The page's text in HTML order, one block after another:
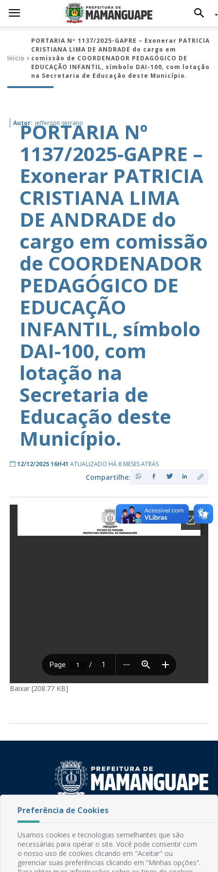
Início
PORTARIA Nº 1137/2025-GAPRE – Exonerar PATRICIA
CRISTIANA LIMA DE ANDRADE do cargo em
comissão de COORDENADOR PEDAGÓGICO DE
EDUCAÇÃO INFANTIL, símbolo DAI-100, com lotação
na Secretaria de Educação deste Município.
Autor: jefferson serrano
PORTARIA Nº
1137/2025-GAPRE –
Exonerar PATRICIA
CRISTIANA LIMA
DE ANDRADE do
cargo em comissão
de COORDENADOR
PEDAGÓGICO DE
EDUCAÇÃO
INFANTIL, símbolo
DAI-100, com
lotação na
Secretaria de
Educação deste
Município.
12/12/2025 16H41 ATUALIZADO HÁ 8 MESES ATRÁS
Compartilhe:
Baixar [208.77 KB]
Rua do Imperador, 78, Centro
CEP: 58.280-000 - Mamanguape/PB
Fone: (83) 3292-2246
Email: comunicacao@mamanguape.pb.gov.br
Expediente: Segunda à Sexta, das 08h às 13h
Preferência de Cookies
Usamos cookies e tecnologias semelhantes que são
necessárias para operar o site. Você pode consentir com
o nosso uso de cookies clicando em "Aceitar" ou
gerenciar suas preferências clicando em “Minhas opções”.